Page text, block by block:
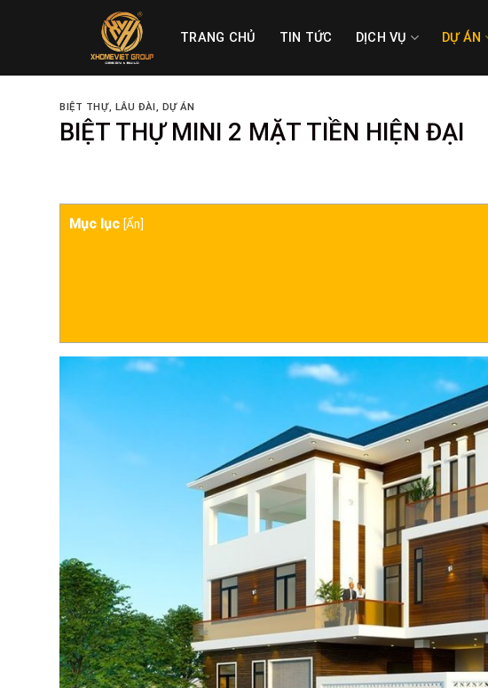
TRANG CHỦ TIN TỨC DỊCH VỤ DỰ ÁN
BIỆT THỰ, LÂU ĐÀI, DỰ ÁN
BIỆT THỰ MINI 2 MẶT TIỀN HIỆN ĐẠI
Mục lục [Ẩn]